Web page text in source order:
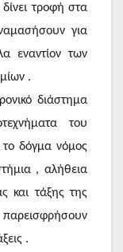
τροφή στα
για
εναντίον των
.
διάστημα
του
δόγμα νόμος
, αλήθεια
και τάξης της
.